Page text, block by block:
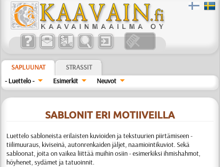
SAPLUUNAT
STRASSIT
- Luettelo -
Esimerkit Neuvot
SABLONIT ERI MOTIIVEILLA
Luettelo sabloneista erilaisten kuvioiden ja tekstuurien piirtämiseen -
tiilimuuraus, kiviseinä, autonrenkaiden jäljet, naamiointikuviot. Sekä
sabloonat, joita on vaikea liittää muihin osiin - esimerkiksi ihmishahmot,
höyhenet, sydämet ja tatuoinnit.